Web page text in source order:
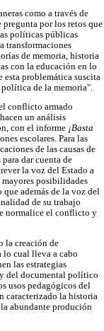
como a través de
por los retos que
políticas públicas
transformaciones
de memoria, historia
con la educación en lo
esta problemática suscita
de la memoria".
conflicto armado
un análisis
con el informe ¡Basta
escolares. Para las
de las causas de
dar cuenta de
la voz del Estado a
mayores posibilidades
además de la voz del
de su trabajo
normalice el conflicto y
la creación de
lo cual lleva a cabo
las estrategias
y del documental político
usos pedagógicos del
caracterizado la historia
abundante produción